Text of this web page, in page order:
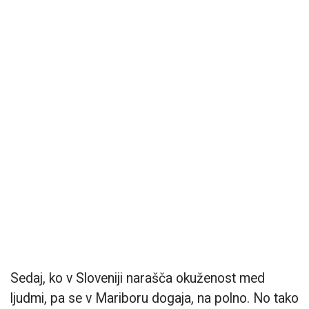
Sedaj, ko v Sloveniji narašča okuženost med
ljudmi, pa se v Mariboru dogaja, na polno. No tako